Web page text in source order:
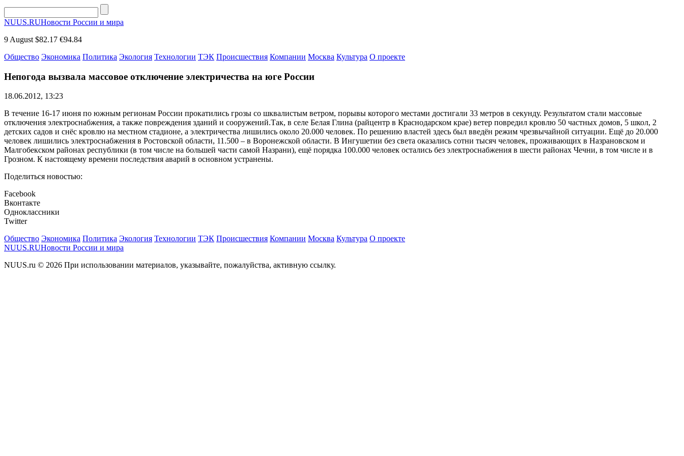
NUUS.RUНовости России и мира
9 August $82.17 €94.84
Общество Экономика Политика Экология Технологии ТЭК Происшествия Компании Москва Культура О проекте
Непогода вызвала массовое отключение электричества на юге России
18.06.2012, 13:23
В течение 16-17 июня по южным регионам России прокатились грозы со шквалистым ветром, порывы которого местами достигали 33 метров в секунду. Результатом стали массовые
отключения электроснабжения, а также повреждения зданий и сооружений.Так, в селе Белая Глина (райцентр в Краснодарском крае) ветер повредил кровлю 50 частных домов, 5 школ, 2
детских садов и снёс кровлю на местном стадионе, а электричества лишились около 20.000 человек. По решению властей здесь был введён режим чрезвычайной ситуации. Ещё до 20.000
человек лишились электроснабжения в Ростовской области, 11.500 – в Воронежской области. В Ингушетии без света оказались сотни тысяч человек, проживающих в Назрановском и
Малгобекском районах республики (в том числе на большей части самой Назрани), ещё порядка 100.000 человек остались без электроснабжения в шести районах Чечни, в том числе и в
Грозном. К настоящему времени последствия аварий в основном устранены.
Поделиться новостью:
Facebook
Вконтакте
Одноклассники
Twitter
Общество Экономика Политика Экология Технологии ТЭК Происшествия Компании Москва Культура О проекте
NUUS.RUНовости России и мира
NUUS.ru © 2026 При использовании материалов, указывайте, пожалуйства, активную ссылку.